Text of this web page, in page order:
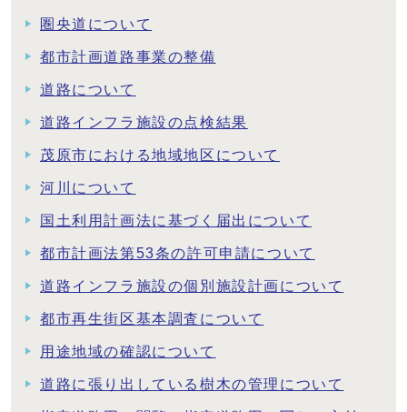
圏央道について
都市計画道路事業の整備
道路について
道路インフラ施設の点検結果
茂原市における地域地区について
河川について
国土利用計画法に基づく届出について
都市計画法第53条の許可申請について
道路インフラ施設の個別施設計画について
都市再生街区基本調査について
用途地域の確認について
道路に張り出している樹木の管理について